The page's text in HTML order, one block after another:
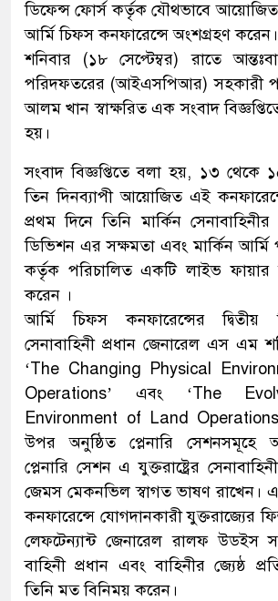
ডিফেন্স ফোর্স কর্তৃক যৌথভাবে আয়োজিত
আর্মি চিফস কনফারেন্সে অংশগ্রহণ করেন।
শনিবার (১৮ সেপ্টেম্বর) রাতে
পরিদফতরের (আইএসপিআর) সহকারী
আলম খান স্বাক্ষরিত এক সংবাদ
হয়।
সংবাদ বিজ্ঞপ্তিতে বলা হয়, ১৩ থেকে ১৫
তিন দিনব্যাপী আয়োজিত এই
প্রথম দিনে তিনি মার্কিন সেনাবাহিনীর
ডিভিশন এর সক্ষমতা এবং মার্কিন আর্মি
কর্তৃক পরিচালিত একটি লাইভ
করেন ।
আর্মি চিফস কনফারেন্সের দ্বিতীয়
সেনাবাহিনী প্রধান জেনারেল এস এম
‘The Changing Physical
Operations’ এবং ‘The
Environment of Land
উপর অনুষ্ঠিত প্লেনারি সেশনসমূহে
প্লেনারি সেশন এ যুক্তরাষ্ট্রের
জেমস মেকনভিল স্বাগত ভাষণ রাখেন।
কনফারেন্সে যোগদানকারী যুক্তরাজ্যের
লেফটেন্যান্ট জেনারেল রালফ উডইস
বাহিনী প্রধান এবং বাহিনীর জ্যেষ্ঠ
তিনি মত বিনিময় করেন।